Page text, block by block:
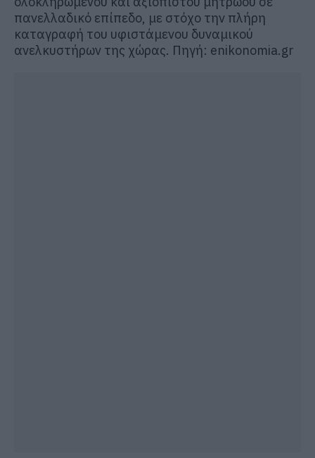
πανελλαδικό επίπεδο, με στόχο την πλήρη
καταγραφή του υφιστάμενου δυναμικού
ανελκυστήρων της χώρας. Πηγή: enikonomia.gr